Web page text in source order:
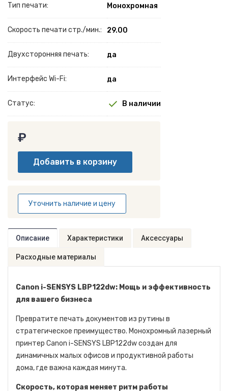
Тип печати: Монохромная
Скорость печати стр./мин.: 29.00
Двухсторонняя печать: да
Интерфейс Wi-Fi: да
Статус: В наличии
₽
Уточнить наличие и цену
Описание Характеристики Аксессуары
Расходные материалы
Canon i-SENSYS LBP122dw: Мощь и эффективность
для вашего бизнеса
Превратите печать документов из рутины в
стратегическое преимущество. Монохромный лазерный
принтер Canon i-SENSYS LBP122dw создан для
динамичных малых офисов и продуктивной работы
дома, где важна каждая минута.
Скорость, которая меняет ритм работы